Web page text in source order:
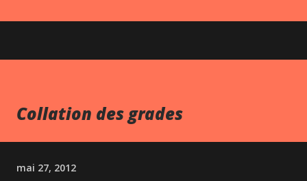
Collation des grades
mai 27, 2012